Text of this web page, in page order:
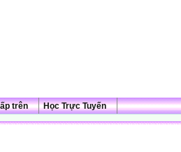
trên Học Trực Tuyến